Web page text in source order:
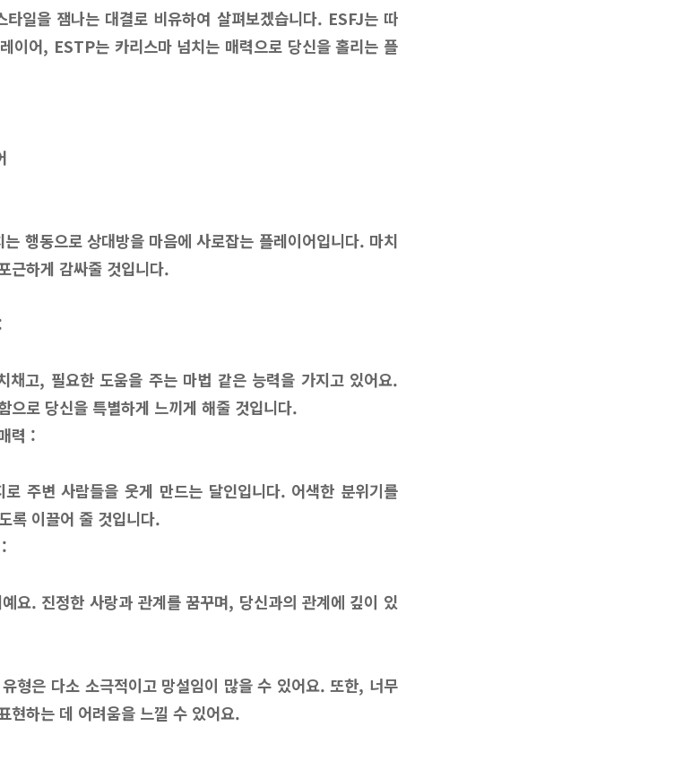
일을 잼나는 대결로 비유하여 살펴보겠습니다. ESFJ는 따
이어, ESTP는 카리스마 넘치는 매력으로 당신을 홀리는 플
행동으로 상대방을 마음에 사로잡는 플레이어입니다. 마치
근하게 감싸줄 것입니다.
채고, 필요한 도움을 주는 마법 같은 능력을 가지고 있어요.
으로 당신을 특별하게 느끼게 해줄 것입니다.
력 :
주변 사람들을 웃게 만드는 달인입니다. 어색한 분위기를
록 이끌어 줄 것입니다.
요. 진정한 사랑과 관계를 꿈꾸며, 당신과의 관계에 깊이 있
형은 다소 소극적이고 망설임이 많을 수 있어요. 또한, 너무
현하는 데 어려움을 느낄 수 있어요.